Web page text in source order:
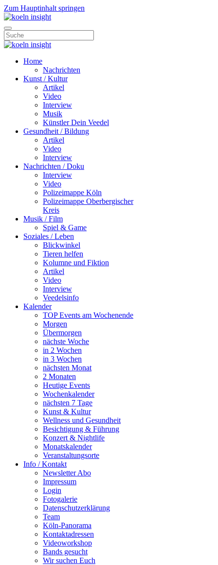
Zum Hauptinhalt springen
Home
Nachrichten
Kunst / Kultur
Artikel
Video
Interview
Musik
Künstler Dein Veedel
Gesundheit / Bildung
Artikel
Video
Interview
Nachrichten / Doku
Interview
Video
Polizeimappe Köln
Polizeimappe Oberbergischer
Kreis
Musik / Film
Spiel & Game
Soziales / Leben
Blickwinkel
Tieren helfen
Kolumne und Fiktion
Artikel
Video
Interview
Veedelsinfo
Kalender
TOP Events am Wochenende
Morgen
Übermorgen
nächste Woche
in 2 Wochen
in 3 Wochen
nächsten Monat
2 Monaten
Heutige Events
Wochenkalender
nächsten 7 Tage
Kunst & Kultur
Wellness und Gesundheit
Besichtigung & Führung
Konzert & Nightlife
Monatskalender
Veranstaltungsorte
Info / Kontakt
Newsletter Abo
Impressum
Login
Fotogalerie
Datenschutzerklärung
Team
Köln-Panorama
Kontaktadressen
Videoworkshop
Bands gesucht
Wir suchen Euch